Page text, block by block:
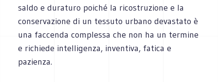
saldo e duraturo poiché la ricostruzione e la
conservazione di un tessuto urbano devastato è
una faccenda complessa che non ha un termine
e richiede intelligenza, inventiva, fatica e
pazienza.